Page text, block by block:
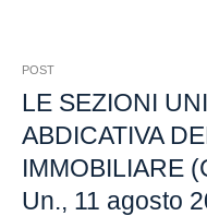
POST
LE SEZIONI
ABDICATIVA
IMMOBILIARE
Un., 11 agosto